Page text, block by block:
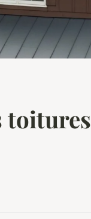
toitures